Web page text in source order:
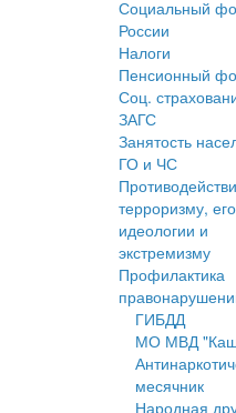
Социальный
России
Налоги
Пенсионный
Соц.
ЗАГС
Занятость
ГО и ЧС
терроризму, его
идеологии и
экстремизму
Профилактика
ГИБДД
МО МВД
месячник
Народная